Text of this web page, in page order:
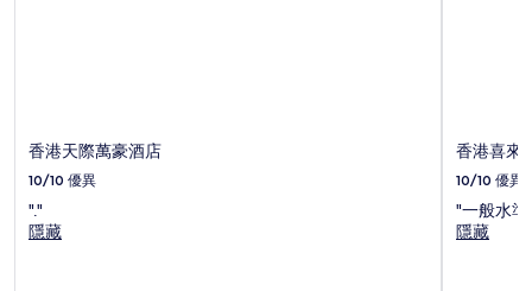
香港天際萬豪酒店
10/10 優異
"."
隱藏
香港喜來
10/10 優異
"一般水準
隱藏